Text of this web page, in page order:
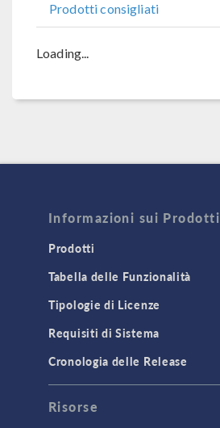
Prodotti consigliati
Loading...
Informazioni sui Prodotti
Prodotti
Tabella delle Funzionalità
Tipologie di Licenze
Requisiti di Sistema
Cronologia delle Release
Risorse